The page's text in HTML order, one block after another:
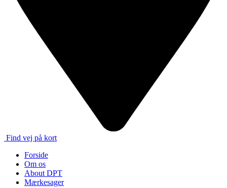
Find vej på kort
Forside
Om os
About DPT
Mærkesager